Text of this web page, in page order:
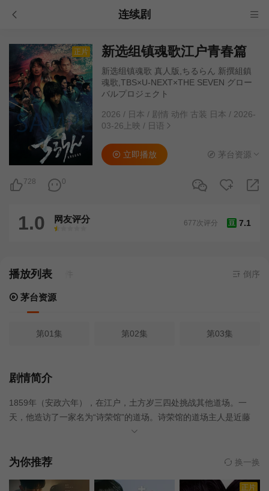
连续剧
正片 新选组镇魂歌江户青春篇
新选组镇魂歌 真人版,ちるらん 新撰組鎮
魂歌,TBS×U-NEXT×THE SEVEN グロー
バルプロジェクト
2026 / 日本 / 剧情 动作 古装 日本 / 2026-
03-26上映 / 日语
728 0
立即播放 茅台资源
1.0 网友评分
很差
较差还行推荐力荐
豆 7.1
677次评分
播放列表
需安装任何插件 倒序
茅台资源
第01集 第02集 第03集
剧情简介
1859年（安政六年），在江户，土方岁三四处挑战其他道场。一
天，他造访了一家名为“诗荣馆”的道场。诗荣馆的道场主人是近藤
勇，他后来成为了新选组的队长。土方与近藤交手，却被近藤压倒
几年后，近藤和其他诗荣馆成员申请加入罗士组——一个以护卫幕
为你推荐 换一换
正片